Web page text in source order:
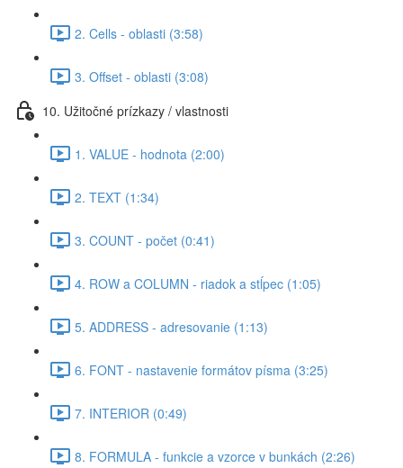
2. Cells - oblasti (3:58)
3. Offset - oblasti (3:08)
10. Užitočné prízkazy / vlastnosti
1. VALUE - hodnota (2:00)
2. TEXT (1:34)
3. COUNT - počet (0:41)
4. ROW a COLUMN - riadok a stĺpec (1:05)
5. ADDRESS - adresovanie (1:13)
6. FONT - nastavenie formátov písma (3:25)
7. INTERIOR (0:49)
8. FORMULA - funkcie a vzorce v bunkách (2:26)